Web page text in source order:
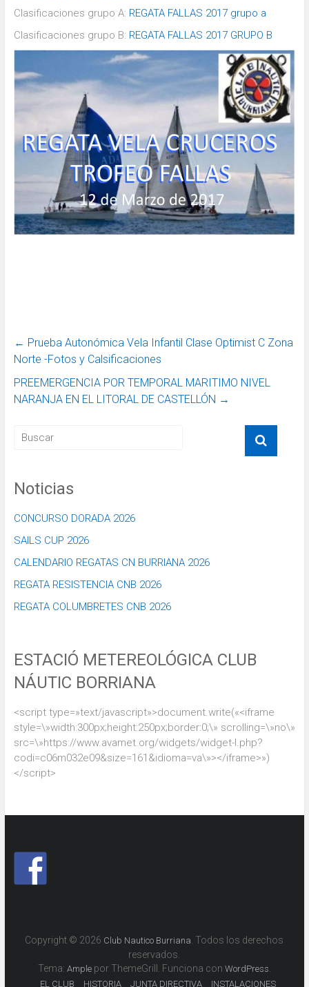
Clasificaciones grupo A: REGATA FALLAS 2017 grupo a
Clasificaciones grupo B: REGATA FALLAS 2017 GRUPO B
← Prueba Autonómica Vela Infantil Clase Optimist C Zona
Norte -Fotos y Calsificaciones
PREEMERGENCIA POR TEMPORAL MARITIMO NIVEL
NARANJA EN EL LITORAL DE CASTELLÓN →
Noticias
CONCURSO DORADA 2026
SAILS CUP 2026
CALENDARIO REGATAS CN BURRIANA 2026
REGATA RESISTENCIA CNB 2026
REGATA COLUMBRETES CNB 2026
ESTACIÓ METEREOLÓGICA CLUB
NÁUTIC BORRIANA
<script type=»text/javascript»>document.write(«<iframe
style=\»width:300px;height:250px;border:0;\» scrolling=\»no\»
src=\»https://www.avamet.org/widgets/widget-l.php?
codi=c06m032e09&size=161&idioma=va\»></iframe>»)
</script>
Copyright © 2026 Club Nautico Burriana . Todos los derechos
reservados.
Tema: Amplepor ThemeGrill. Funciona con WordPress
EL CLUB HISTORIA JUNTA DIRECTIVA INSTALACIONES